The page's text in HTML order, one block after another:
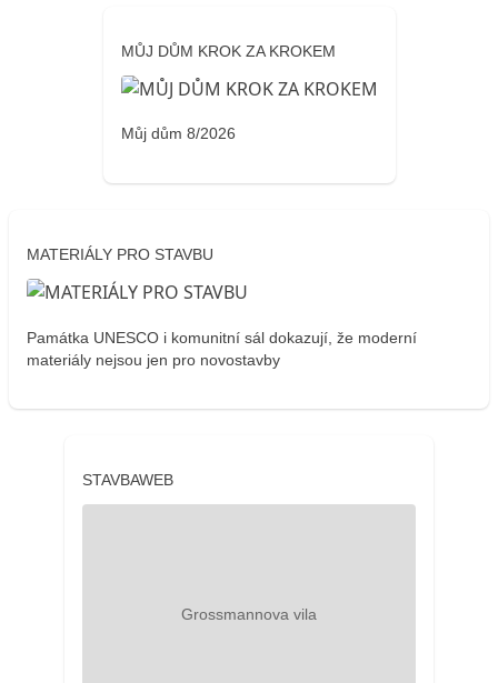
MŮJ DŮM KROK ZA KROKEM
Můj dům 8/2026
MATERIÁLY PRO STAVBU
Památka UNESCO i komunitní sál dokazují, že moderní
materiály nejsou jen pro novostavby
STAVBAWEB